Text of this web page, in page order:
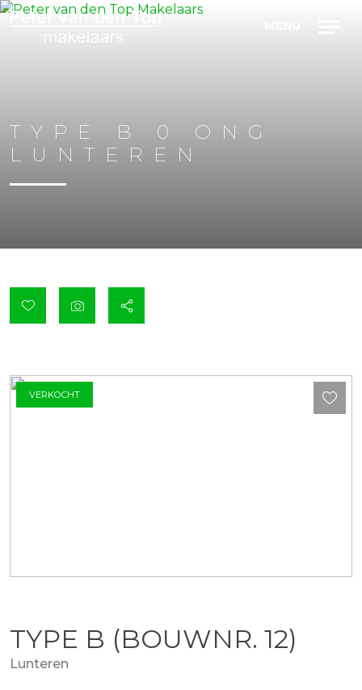
TYPE B 0 ONG
LUNTEREN
VERKOCHT
TYPE B (BOUWNR. 12)
Lunteren